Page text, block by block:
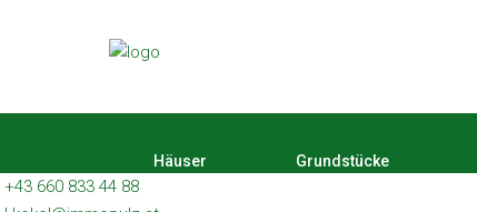
Häuser Grundstücke
+43 660 833 44 88